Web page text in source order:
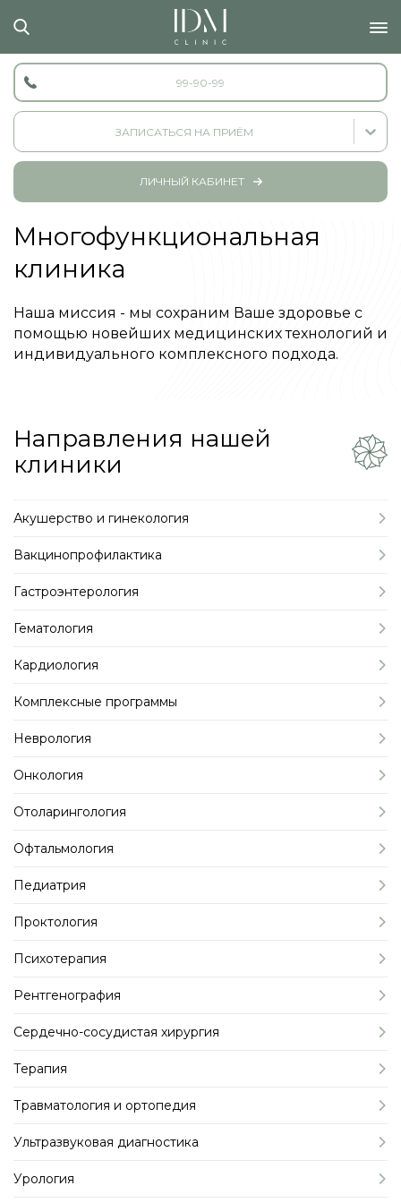
99-90-99
ЗАПИСАТЬСЯ НА ПРИЁМ
ЛИЧНЫЙ КАБИНЕТ
Многофункциональная
клиника
Наша миссия - мы сохраним Ваше здоровье с
помощью новейших медицинских технологий и
индивидуального комплексного подхода.
Направления нашей
клиники
Акушерство и гинекология
Вакцинопрофилактика
Гастроэнтерология
Гематология
Кардиология
Комплексные программы
Неврология
Онкология
Отоларингология
Офтальмология
Педиатрия
Проктология
Психотерапия
Рентгенография
Сердечно-сосудистая хирургия
Терапия
Травматология и ортопедия
Ультразвуковая диагностика
Урология